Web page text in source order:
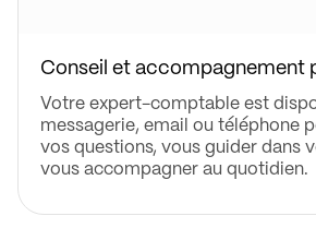
Conseil et accompagnement
Votre expert-comptable est
messagerie, email ou téléphone
vos questions, vous guider dans
vous accompagner au quotidien.